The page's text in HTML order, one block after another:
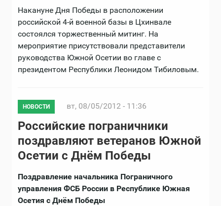
Накануне Дня Победы в расположении
российской 4-й военной базы в Цхинвале
состоялся торжественный митинг. На
мероприятие присутствовали представители
руководства Южной Осетии во главе с
президентом Республики Леонидом Тибиловым.
НОВОСТИ вт, 08/05/2012 - 11:36
Российские пограничники
поздравляют ветеранов Южной
Осетии с Днём Победы
Поздравление начальника Пограничного
управления ФСБ России в Республике Южная
Осетия с Днём Победы